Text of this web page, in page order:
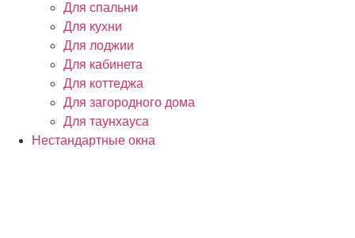
Для спальни
Для кухни
Для лоджии
Для кабинета
Для коттеджа
Для загородного дома
Для таунхауса
Нестандартные окна